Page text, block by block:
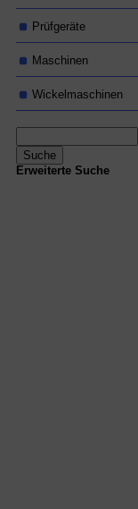
Prüfgeräte
Maschinen
Wickelmaschinen
Erweiterte Suche